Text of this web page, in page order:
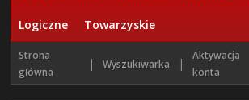
Logiczne Towarzyskie
Strona
główna
| Wyszukiwarka |
Aktywacja
konta